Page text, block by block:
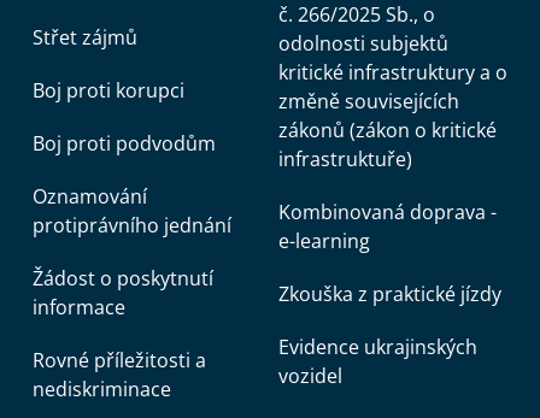
Střet zájmů
Boj proti korupci
Boj proti podvodům
Oznamování
protiprávního jednání
Žádost o poskytnutí
informace
Rovné příležitosti a
nediskriminace
č. 266/2025 Sb., o
odolnosti subjektů
kritické infrastruktury a o
změně souvisejících
zákonů (zákon o kritické
infrastruktuře)
Kombinovaná doprava -
e-learning
Zkouška z praktické jízdy
Evidence ukrajinských
vozidel